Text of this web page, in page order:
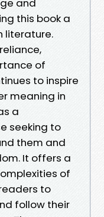
and
this book a
literature.
of
to inspire
meaning in
a
seeking to
them and
It offers a
of
to
follow their